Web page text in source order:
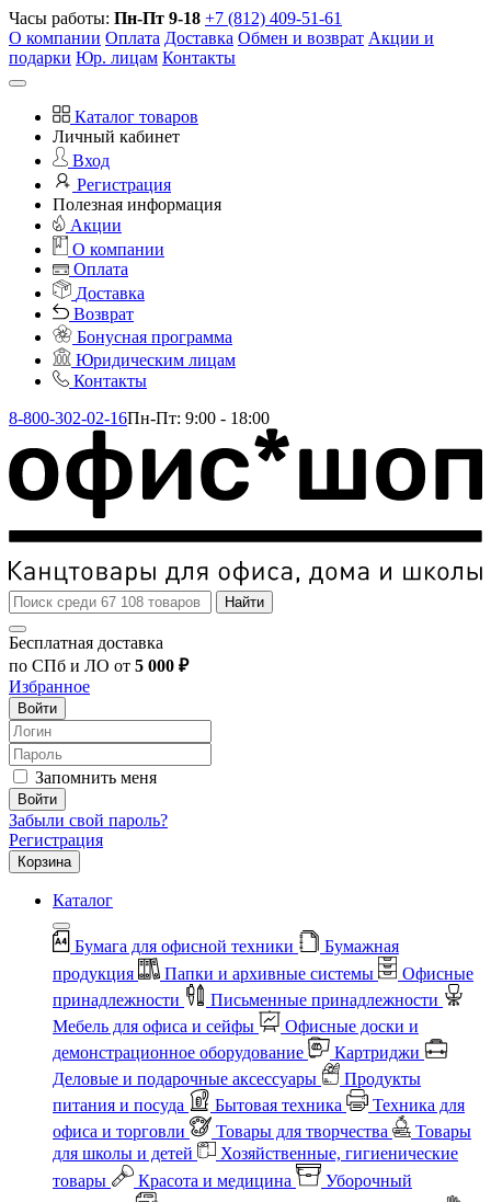
Часы работы: Пн-Пт 9-18 +7 (812) 409-51-61
О компании Оплата Доставка Обмен и возврат Акции и
подарки Юр. лицам Контакты
Каталог товаров
Личный кабинет
Вход
Регистрация
Полезная информация
Акции
О компании
Оплата
Доставка
Возврат
Бонусная программа
Юридическим лицам
Контакты
8-800-302-02-16Пн-Пт: 9:00 - 18:00
Найти
Бесплатная доставка
по СПб и ЛО от 5 000 ₽
Избранное
Войти
Запомнить меня
Войти
Забыли свой пароль?
Регистрация
Корзина
Каталог
Бумага для офисной техники
Бумажная
продукция
Папки и архивные системы
Офисные
принадлежности
Письменные принадлежности
Мебель для офиса и сейфы
Офисные доски и
демонстрационное оборудование
Картриджи
Деловые и подарочные аксессуары
Продукты
питания и посуда
Бытовая техника
Техника для
офиса и торговли
Товары для творчества
Товары
для школы и детей
Хозяйственные, гигиенические
товары
Красота и медицина
Уборочный